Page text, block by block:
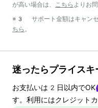
が高い場合は、
こちら よりお
※3 サポート金額はキャン
ちら 。
迷ったらプライスキ
お支払いは 2 日以内で
す。利用にはクレジット